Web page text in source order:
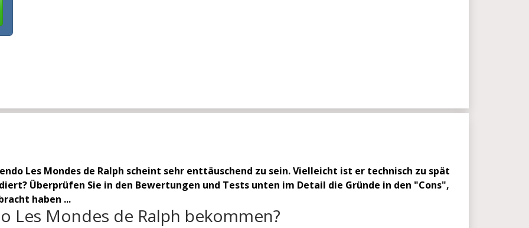
Les Mondes de Ralph scheint sehr enttäuschend zu sein. Vielleicht ist er technisch zu spät
Überprüfen Sie in den Bewertungen und Tests unten im Detail die Gründe in den "Cons",
haben ...
Les Mondes de Ralph bekommen?